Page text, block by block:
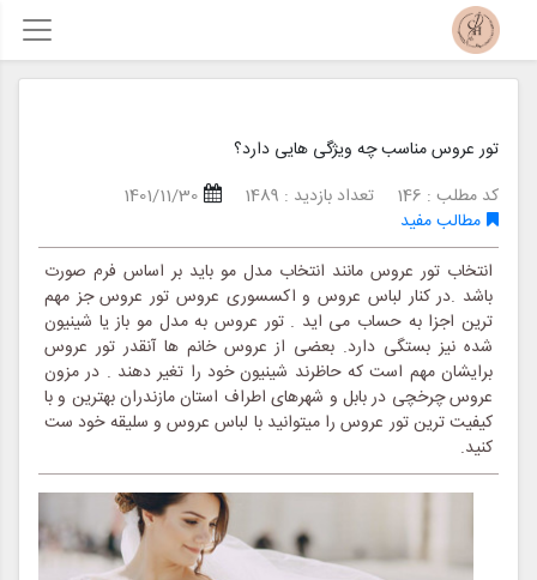
تور عروس مناسب چه ویژگی هایی دارد؟
کد مطلب : 146
تعداد بازدید : 1489
1401/11/30
مطالب مفید
انتخاب تور عروس مانند انتخاب مدل مو باید بر اساس فرم صورت
باشد .در کنار لباس عروس و اکسسوری عروس تور عروس جز مهم
ترین اجزا به حساب می اید . تور عروس به مدل مو باز یا شینیون
شده نیز بستگی دارد. بعضی از عروس خانم ها آنقدر تور عروس
برایشان مهم است که حاظرند شینیون خود را تغیر دهند . در مزون
عروس چرخچی در بابل و شهرهای اطراف استان مازندران بهترین و با
کیفیت ترین تور عروس را میتوانید با لباس عروس و سلیقه خود ست
کنید.